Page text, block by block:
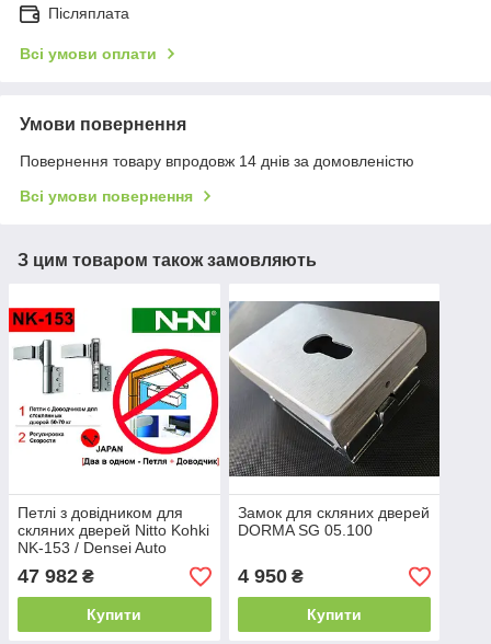
Післяплата
Всі умови оплати
Умови повернення
Повернення товару впродовж 14 днів за домовленістю
Всі умови повернення
З цим товаром також замовляють
Петлі з довідником для
скляних дверей Nitto Kohki
NK-153 / Densei Auto
Hinge (Японія)
47 982 ₴
Купити
Замок для скляних дверей
DORMA SG 05.100
4 950₴
Купити